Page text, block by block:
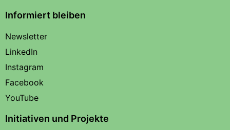
Informiert bleiben
Newsletter
LinkedIn
Instagram
Facebook
YouTube
Initiativen und Projekte